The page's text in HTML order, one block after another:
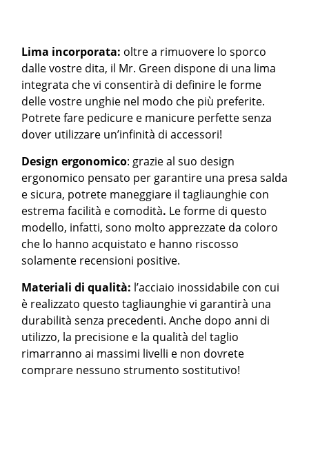
Lima incorporata: oltre a rimuovere lo sporco
dalle vostre dita, il Mr. Green dispone di una lima
integrata che vi consentirà di definire le forme
delle vostre unghie nel modo che più preferite.
Potrete fare pedicure e manicure perfette senza
dover utilizzare un’infinità di accessori!
Design ergonomico: grazie al suo design
ergonomico pensato per garantire una presa salda
e sicura, potrete maneggiare il tagliaunghie con
estrema facilità e comodità. Le forme di questo
modello, infatti, sono molto apprezzate da coloro
che lo hanno acquistato e hanno riscosso
solamente recensioni positive.
Materiali di qualità: l’acciaio inossidabile con cui
è realizzato questo tagliaunghie vi garantirà una
durabilità senza precedenti. Anche dopo anni di
utilizzo, la precisione e la qualità del taglio
rimarranno ai massimi livelli e non dovrete
comprare nessuno strumento sostitutivo!